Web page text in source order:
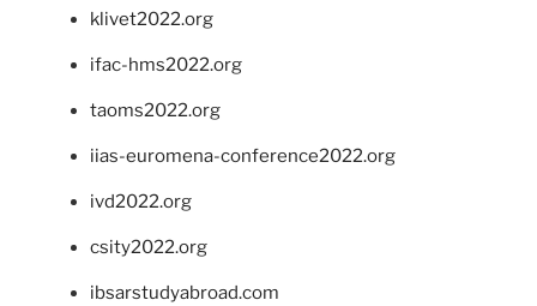
klivet2022.org
ifac-hms2022.org
taoms2022.org
iias-euromena-conference2022.org
ivd2022.org
csity2022.org
ibsarstudyabroad.com